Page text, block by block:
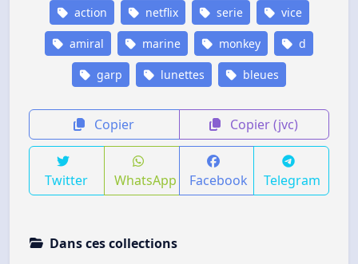
action netflix serie vice
amiral marine monkey d
garp lunettes bleues
Copier Copier (jvc)
Twitter WhatsApp Facebook Telegram
Dans ces collections